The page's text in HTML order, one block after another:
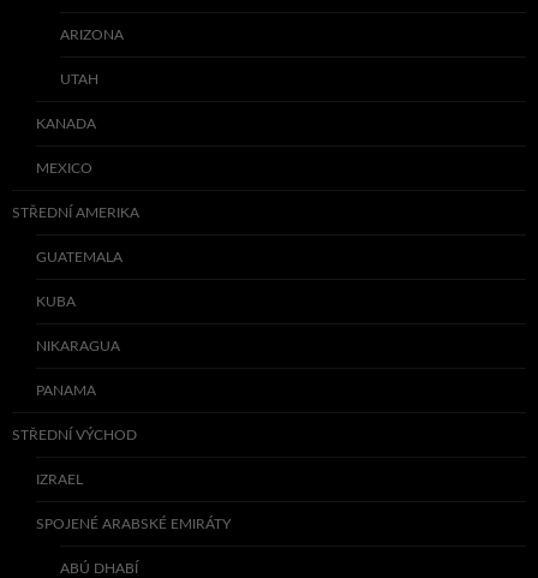
ARIZONA
UTAH
KANADA
MEXICO
STŘEDNÍ AMERIKA
GUATEMALA
KUBA
NIKARAGUA
PANAMA
STŘEDNÍ VÝCHOD
IZRAEL
SPOJENÉ ARABSKÉ EMIRÁTY
ABÚ DHABÍ